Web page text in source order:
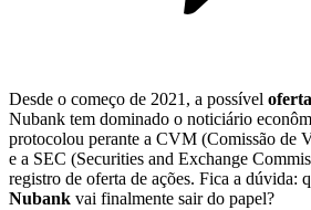
Desde o começo de 2021, a possível
Nubank tem dominado o noticiário
protocolou perante a CVM (Comissão de
e a SEC (Securities and Exchange
registro de oferta de ações. Fica a dúvida:
Nubank vai finalmente sair do papel?